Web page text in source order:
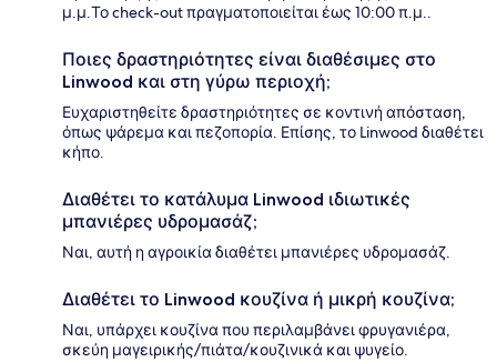
μ.μ.Το check-out πραγματοποιείται έως 10:00 π.μ..
Ποιες δραστηριότητες είναι διαθέσιμες στο
Linwood και στη γύρω περιοχή;
Ευχαριστηθείτε δραστηριότητες σε κοντινή απόσταση,
όπως ψάρεμα και πεζοπορία. Επίσης, το Linwood διαθέτει
κήπο.
Διαθέτει το κατάλυμα Linwood ιδιωτικές
μπανιέρες υδρομασάζ;
Ναι, αυτή η αγροικία διαθέτει μπανιέρες υδρομασάζ.
Διαθέτει το Linwood κουζίνα ή μικρή κουζίνα;
Ναι, υπάρχει κουζίνα που περιλαμβάνει φρυγανιέρα,
σκεύη μαγειρικής/πιάτα/κουζινικά και ψυγείο.